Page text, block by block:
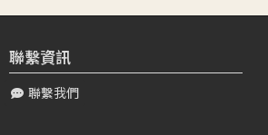
張〇〇2022-06-11 00:26:07
感恩師長教導，要留意自己不小心種下的
聯繫資訊
聯繫我們